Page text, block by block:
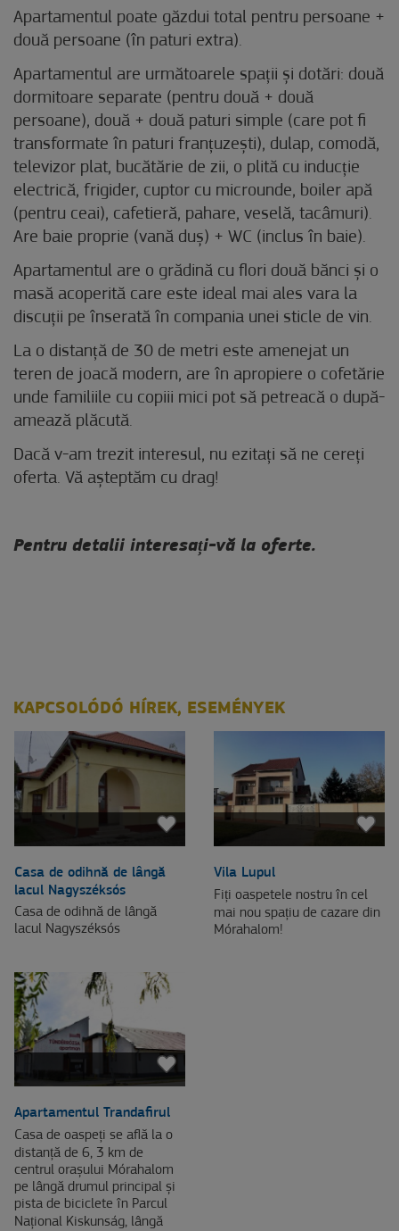
Apartamentul poate găzdui total pentru persoane +
două persoane (în paturi extra).
Apartamentul are următoarele spații și dotări: două
dormitoare separate (pentru două + două
persoane), două + două paturi simple (care pot fi
transformate în paturi franțuzești), dulap, comodă,
televizor plat, bucătărie de zii, o plită cu inducție
electrică, frigider, cuptor cu microunde, boiler apă
(pentru ceai), cafetieră, pahare, veselă, tacâmuri).
Are baie proprie (vană duș) + WC (inclus în baie).
Apartamentul are o grădină cu flori două bănci și o
masă acoperită care este ideal mai ales vara la
discuții pe înserată în compania unei sticle de vin.
La o distanță de 30 de metri este amenejat un
teren de joacă modern, are în apropiere o cofetărie
unde familiile cu copiii mici pot să petreacă o după-
amează plăcută.
Dacă v-am trezit interesul, nu ezitați să ne cereți
oferta. Vă așteptăm cu drag!
Pentru detalii interesați-vă la oferte.
KAPCSOLÓDÓ HÍREK, ESEMÉNYEK
Casa de odihnă de lângă
lacul Nagyszéksós
Casa de odihnă de lângă
lacul Nagyszéksós
Vila Lupul
Fiți oaspetele nostru în cel
mai nou spațiu de cazare din
Mórahalom!
Apartamentul Trandafirul
Casa de oaspeți se află la o
distanță de 6, 3 km de
centrul orașului Mórahalom
pe lângă drumul principal și
pista de biciclete în Parcul
Național Kiskunság, lângă